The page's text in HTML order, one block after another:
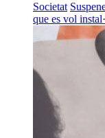
Societat
que es vol